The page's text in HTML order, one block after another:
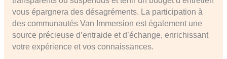
vous épargnera des désagréments. La participation à
des communautés Van Immersion est également une
source précieuse d’entraide et d’échange, enrichissant
votre expérience et vos connaissances.